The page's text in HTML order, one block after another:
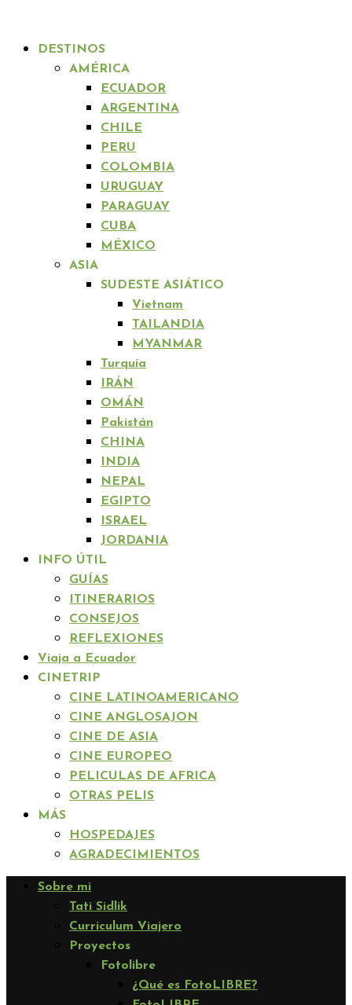
DESTINOS
AMÉRICA
ECUADOR
ARGENTINA
CHILE
PERU
COLOMBIA
URUGUAY
PARAGUAY
CUBA
MÉXICO
ASIA
SUDESTE ASIÁTICO
Vietnam
TAILANDIA
MYANMAR
Turquía
IRÁN
OMÁN
Pakistán
CHINA
INDIA
NEPAL
EGIPTO
ISRAEL
JORDANIA
INFO ÚTIL
GUÍAS
ITINERARIOS
CONSEJOS
REFLEXIONES
Viaja a Ecuador
CINETRIP
CINE LATINOAMERICANO
CINE ANGLOSAJON
CINE DE ASIA
CINE EUROPEO
PELICULAS DE AFRICA
OTRAS PELIS
MÁS
HOSPEDAJES
AGRADECIMIENTOS
Sobre mi
Tati Sidlik
Curriculum Viajero
Proyectos
Fotolibre
¿Qué es FotoLIBRE?